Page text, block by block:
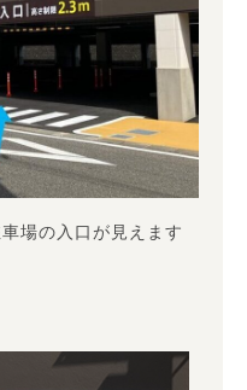
場の入口が見えます